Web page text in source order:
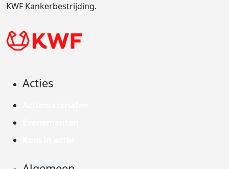
KWF Kankerbestrijding.
Acties